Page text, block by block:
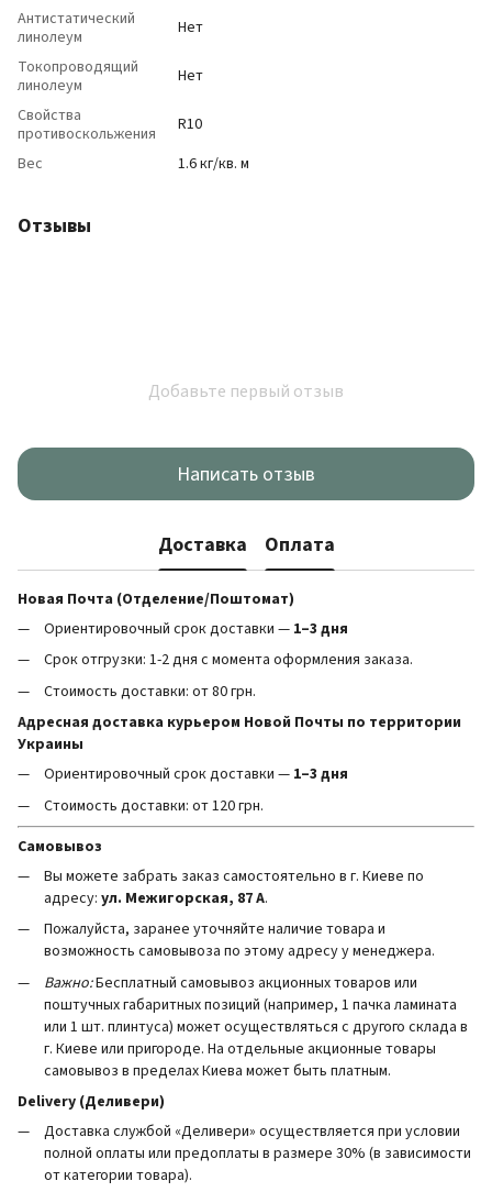
Антистатический
линолеум
Нет
Токопроводящий
линолеум
Нет
Свойства
противоскольжения
R10
Вес
1.6 кг/кв. м
Отзывы
Добавьте первый отзыв
Написать отзыв
Доставка Оплата
Новая Почта (Отделение/Поштомат)
Ориентировочный срок доставки — 1–3 дня
Срок отгрузки: 1-2 дня с момента оформления заказа.
Стоимость доставки: от 80 грн.
Адресная доставка курьером Новой Почты по территории
Украины
Ориентировочный срок доставки — 1–3 дня
Стоимость доставки: от 120 грн.
Самовывоз
Вы можете забрать заказ самостоятельно в г. Киеве по
адресу: ул. Межигорская, 87 А.
Пожалуйста, заранее уточняйте наличие товара и
возможность самовывоза по этому адресу у менеджера.
Важно:Бесплатный самовывоз акционных товаров или
поштучных габаритных позиций (например, 1 пачка ламината
или 1 шт. плинтуса) может осуществляться с другого склада в
г. Киеве или пригороде. На отдельные акционные товары
самовывоз в пределах Киева может быть платным.
Delivery (Деливери)
Доставка службой «Деливери» осуществляется при условии
полной оплаты или предоплаты в размере 30% (в зависимости
от категории товара).